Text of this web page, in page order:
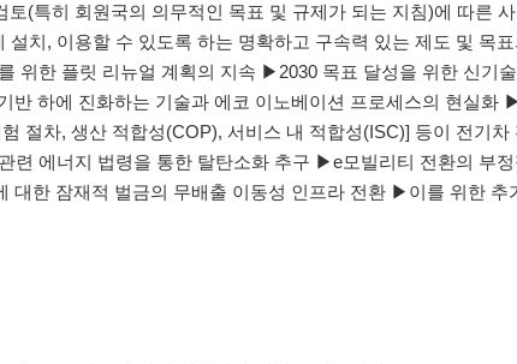
(특히 회원국의 의무적인 목표 및 규제가 되는 지침)에 따른
치, 이용할 수 있도록 하는 명확하고 구속력 있는 제도 및 목
위한 플릿 리뉴얼 계획의 지속 ▶2030 목표 달성을 위한 신기
반 하에 진화하는 기술과 에코 이노베이션 프로세스의 현실화
절차, 생산 적합성(COP), 서비스 내 적합성(ISC)] 등이 전기
련 에너지 법령을 통한 탈탄소화 추구 ▶e모빌리티 전환의 부
대한 잠재적 벌금의 무배출 이동성 인프라 전환 ▶이를 위한 추